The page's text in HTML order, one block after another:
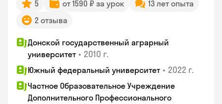
5 от 1590 ₽ за урок
13 лет опыта
2 отзыва
Донской государственный аграрный
университет • 2010 г.
Южный федеральный университет • 2022 г.
Частное Образовательное Учреждение
Дополнительного Профессионального